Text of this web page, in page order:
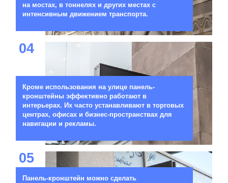
на мостах, в тоннелях и других местах с
интенсивным движением транспорта.
04
Кроме использования на улице панель-
кронштейны эффективно работают в
интерьерах. Их часто устанавливают в торговых
центрах, офисах и бизнес-пространствах для
навигации и рекламы.
05
Панель-кронштейн можно сделать